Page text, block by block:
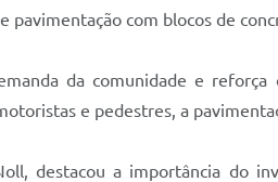
pavimentação com blocos de
da comunidade e
e pedestres, a
destacou a importância do